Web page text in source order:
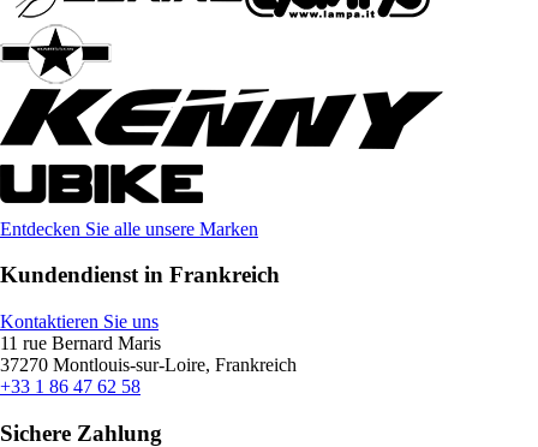
Entdecken Sie alle unsere Marken
Kundendienst in Frankreich
Kontaktieren Sie uns
11 rue Bernard Maris
37270 Montlouis-sur-Loire, Frankreich
+33 1 86 47 62 58
Sichere Zahlung